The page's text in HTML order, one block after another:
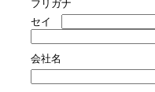
フリガナ
セイ
会社名